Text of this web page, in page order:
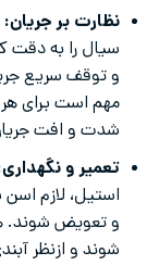
نظارت بر جریان:
سیال را به دقت
و توقف سریع
مهم است برای هر
شدت و افت
تعمیر و
استیل، لازم
و تعویض شوند.
شوند و ازنظر